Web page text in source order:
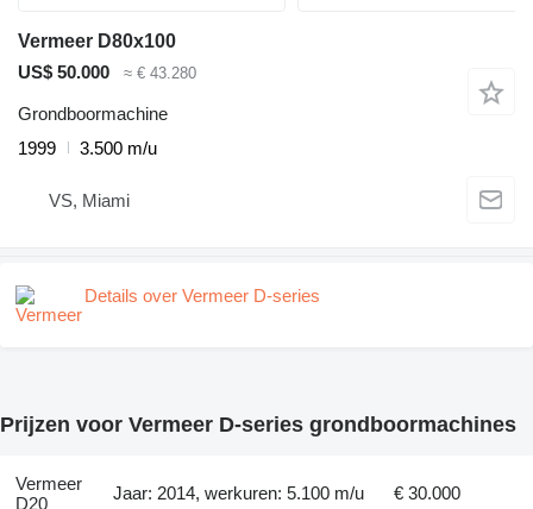
Vermeer D80x100
US$ 50.000
≈ € 43.280
Grondboormachine
1999
3.500 m/u
VS, Miami
Details over Vermeer D-series
Prijzen voor Vermeer D-series grondboormachines
Vermeer
D20
Jaar: 2014, werkuren: 5.100 m/u € 30.000